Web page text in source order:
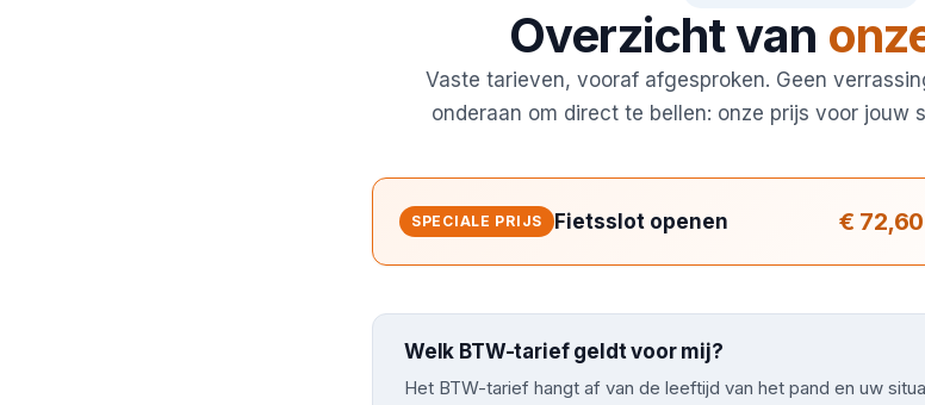
Overzicht van
Vaste tarieven, vooraf afgesproken. Geen
onderaan om direct te bellen: onze prijs voor jouw
SPECIALE PRIJS Fietsslot openen € 72,60
Welk BTW-tarief geldt voor mij?
Het BTW-tarief hangt af van de leeftijd van het pand en uw